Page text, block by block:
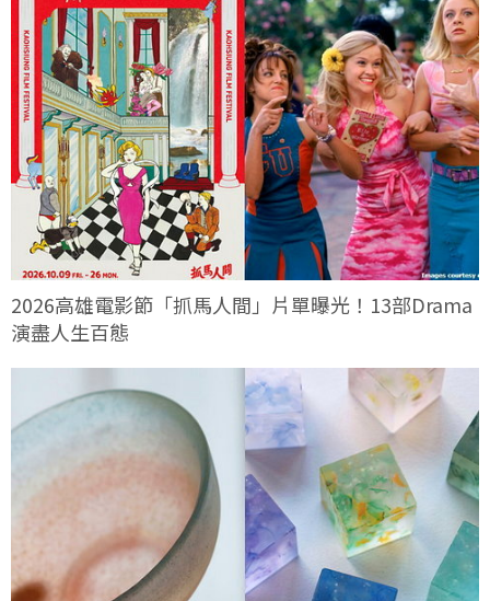
2026高雄電影節「抓馬人間」片單曝光！13部Drama
演盡人生百態